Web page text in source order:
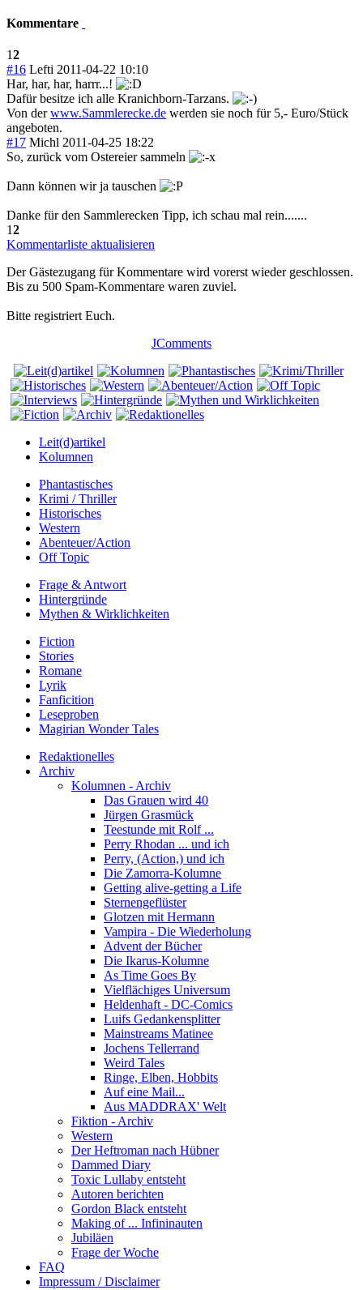
Kommentare
12
#16 Lefti 2011-04-22 10:10
Har, har, har, harrr...!
Dafür besitze ich alle Kranichborn-Tarzans.
Von derwww.Sammlerecke.de werden sie noch für 5,- Euro/Stück
angeboten.
#17 Michl 2011-04-25 18:22
So, zurück vom Ostereier sammeln
Dann können wir ja tauschen
Danke für den Sammlerecken Tipp, ich schau mal rein.......
12
Kommentarliste aktualisieren
Der Gästezugang für Kommentare wird vorerst wieder geschlossen.
Bis zu 500 Spam-Kommentare waren zuviel.
Bitte registriert Euch.
JComments
Leit(d)artikel
Kolumnen
Phantastisches
Krimi / Thriller
Historisches
Western
Abenteuer/Action
Off Topic
Frage & Antwort
Hintergründe
Mythen & Wirklichkeiten
Fiction
Stories
Romane
Lyrik
Fanficition
Leseproben
Magirian Wonder Tales
Redaktionelles
Archiv
Kolumnen - Archiv
Das Grauen wird 40
Jürgen Grasmück
Teestunde mit Rolf ...
Perry Rhodan ... und ich
Perry, (Action,) und ich
Die Zamorra-Kolumne
Getting alive-getting a Life
Sternengeflüster
Glotzen mit Hermann
Vampira - Die Wiederholung
Advent der Bücher
Die Ikarus-Kolumne
As Time Goes By
Vielflächiges Universum
Heldenhaft - DC-Comics
Luifs Gedankensplitter
Mainstreams Matinee
Jochens Tellerrand
Weird Tales
Ringe, Elben, Hobbits
Auf eine Mail...
Aus MADDRAX' Welt
Fiktion - Archiv
Western
Der Heftroman nach Hübner
Dammed Diary
Toxic Lullaby entsteht
Autoren berichten
Gordon Black entsteht
Making of ... Infininauten
Jubiläen
Frage der Woche
FAQ
Impressum / Disclaimer